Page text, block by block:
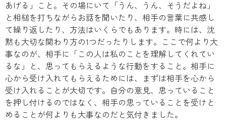
あげる」こと。その場にいて「うん、うん、そうだよね」
と相槌を打ちながらお話を聞いたり、相手の言葉に共感し
て繰り返したり、方法はいくらでもあります。時には、沈
黙も大切な関わり方の1つだったりします。ここで何より大
事なのが、相手に「この人は私のことを理解してくれてい
るな」と、思ってもらえるような行動をすること。相手に
心から受け入れてもらえるためには、まずは相手を心から
受け入れることが大切です。自分の意見、思っていること
を押し付けるのではなく、相手の思っていることを受けと
めることが何よりも大事なのだと気付きました。